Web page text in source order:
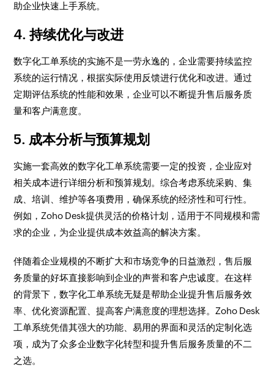
助企业快速上手系统。
4. 持续优化与改进
数字化工单系统的实施不是一劳永逸的，企业需要持续监控
系统的运行情况，根据实际使用反馈进行优化和改进。通过
定期评估系统的性能和效果，企业可以不断提升售后服务质
量和客户满意度。
5. 成本分析与预算规划
实施一套高效的数字化工单系统需要一定的投资，企业应对
相关成本进行详细分析和预算规划。综合考虑系统采购、集
成、培训、维护等各项费用，确保系统的经济性和可行性。
例如，Zoho Desk提供灵活的价格计划，适用于不同规模和需
求的企业，为企业提供成本效益高的解决方案。
伴随着企业规模的不断扩大和市场竞争的日益激烈，售后服
务质量的好坏直接影响到企业的声誉和客户忠诚度。在这样
的背景下，数字化工单系统无疑是帮助企业提升售后服务效
率、优化资源配置、提高客户满意度的理想选择。Zoho Desk
工单系统凭借其强大的功能、易用的界面和灵活的定制化选
项，成为了众多企业数字化转型和提升售后服务质量的不二
之选。